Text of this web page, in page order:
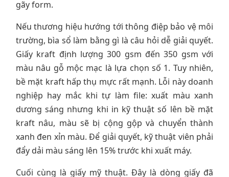
gãy form.
Nếu thương hiệu hướng tới thông điệp bảo vệ môi
trường, bìa sổ làm bằng gì là câu hỏi dễ giải quyết.
Giấy kraft định lượng 300 gsm đến 350 gsm với
màu nâu gỗ mộc mạc là lựa chọn số 1. Tuy nhiên,
bề mặt kraft hấp thụ mực rất mạnh. Lỗi này doanh
nghiệp hay mắc khi tự làm file: xuất màu xanh
dương sáng nhưng khi in kỹ thuật số lên bề mặt
kraft nâu, màu sẽ bị cộng gộp và chuyển thành
xanh đen xỉn màu. Để giải quyết, kỹ thuật viên phải
đẩy dải màu sáng lên 15% trước khi xuất máy.
Cuối cùng là giấy mỹ thuật. Đây là dòng giấy đã